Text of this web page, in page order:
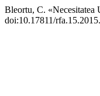
Bleortu, C.
doi:10.17811/